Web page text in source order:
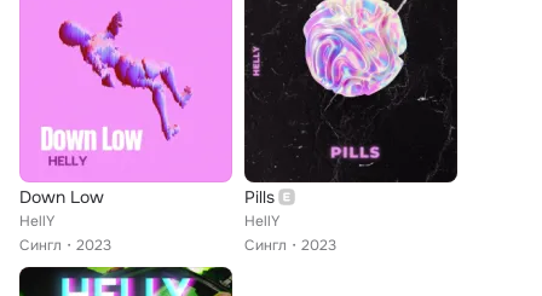
Down Low
HellY
Сингл
2023
Pills
HellY
Сингл
2023